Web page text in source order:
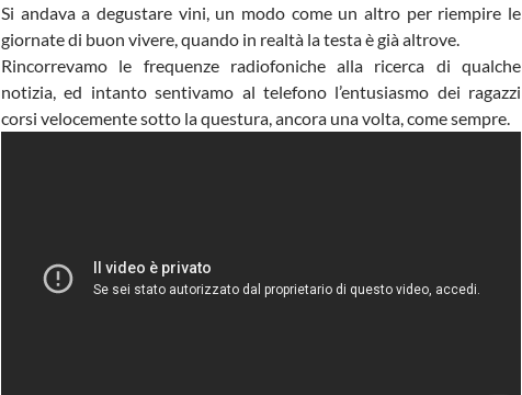
Si andava a degustare vini, un modo come un altro per riempire le
giornate di buon vivere, quando in realtà la testa è già altrove.
Rincorrevamo le frequenze radiofoniche alla ricerca di qualche
notizia, ed intanto sentivamo al telefono l’entusiasmo dei ragazzi
corsi velocemente sotto la questura, ancora una volta, come sempre.